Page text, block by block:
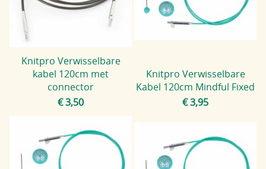
Knitpro Verwisselbare
kabel 120cm met
connector
€ 3,50
Knitpro Verwisselbare
Kabel 120cm Mindful Fixed
€ 3,95